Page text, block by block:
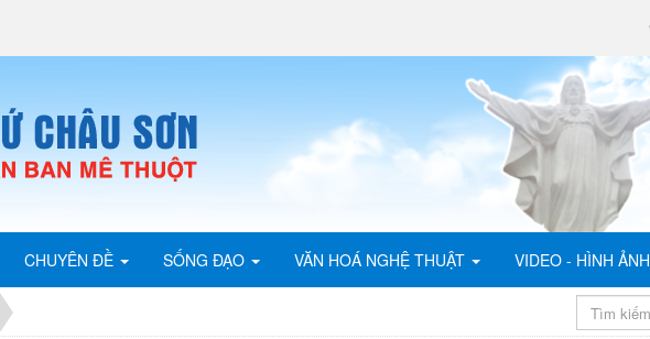
CHUYÊN ĐỀ SỐNG ĐẠO VĂN HOÁ NGHỆ THUẬT VIDEO - HÌNH ẢNH